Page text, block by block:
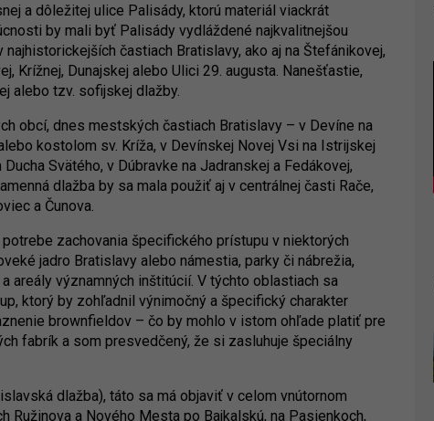
a dôležitej ulice Palisády, ktorú materiál viackrát
by mali byť Palisády vydláždené najkvalitnejšou
častiach Bratislavy, ako aj na Štefánikovej,
Krížnej, Dunajskej alebo Ulici 29. augusta. Nanešťastie,
alebo tzv. sofijskej dlažby.
obcí, dnes mestských častiach Bratislavy – v Devíne na
kostolom sv. Kríža, v Devínskej Novej Vsi na Istrijskej
Svätého, v Dúbravke na Jadranskej a Fedákovej,
dlažba by sa mala použiť aj v centrálnej časti Rače,
a Čunova.
zachovania špecifického prístupu v niektorých
jadro Bratislavy alebo námestia, parky či nábrežia,
areály významných inštitúcií. V týchto oblastiach sa
ktorý by zohľadnil výnimočný a špecifický charakter
brownfieldov – čo by mohlo v istom ohľade platiť pre
fabrík a som presvedčený, že si zasluhuje špeciálny
dlažba), táto sa má objaviť v celom vnútornom
a Nového Mesta po Bajkalskú, na Pasienkoch,